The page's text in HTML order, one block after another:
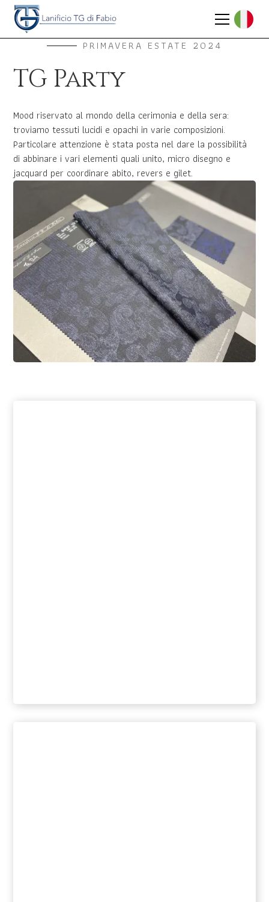
PRIMAVERA ESTATE 2024
TG Party
Mood riservato al mondo della cerimonia e della sera:
troviamo tessuti lucidi e opachi in varie composizioni.
Particolare attenzione è stata posta nel dare la possibilità
di abbinare i vari elementi quali unito, micro disegno e
jacquard per coordinare abito, revers e gilet.